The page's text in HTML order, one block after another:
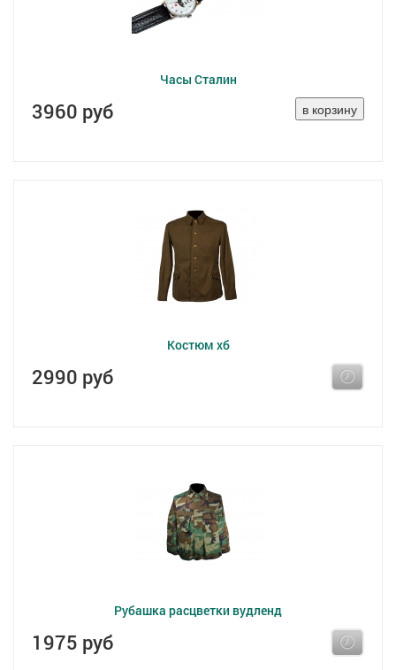
Часы Сталин
3960 руб
Костюм хб
2990 руб
Рубашка расцветки вудленд
1975 руб